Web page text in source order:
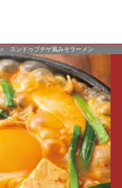
＞ スンドゥブチゲ風みそラーメン